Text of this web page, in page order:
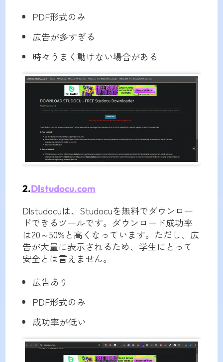
PDF形式のみ
広告が多すぎる
時々うまく動けない場合がある
2.Dlstudocu.com
Dlstudocuは、Studocuを無料でダウンロー
ドできるツールです。ダウンロード成功率
は20～50%と高くなっています。ただし、広
告が大量に表示されるため、学生にとって
安全とは言えません。
広告あり
PDF形式のみ
成功率が低い